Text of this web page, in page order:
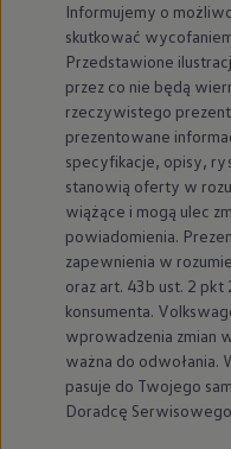
Badanie
Akcesoria
Sklep
Koła
Ochrona i
Akcesoria
Usługi cyfrowe
Aplikacje
Znajdź
We Charge
Strefa kierowcy
Informujemy o
skutkować
Przedstawione
przez co nie będą
rzeczywistego
prezentowane
specyfikacje, opisy,
stanowią oferty w
wiążące i mogą ulec
powiadomienia.
zapewnienia w
oraz art. 43b ust. 2
konsumenta.
wprowadzenia zmian
ważna do odwołania.
pasuje do Twojego
Doradcę